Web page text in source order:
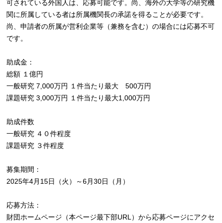
可されている外国人は、応募可能です。尚、海外の大学等の研究機
関に所属している者は所属機関長の承諾を得ることが必要です。
尚、申請者の所属が営利企業等（兼務を含む）の場合には応募不可
です。
助成金：
総額 １億円
一般研究 7,000万円 １件当たり最大 500万円
課題研究 3,000万円 １件当たり最大1,000万円
助成件数
一般研究 ４０件程度
課題研究 ３件程度
募集期間：
2025年4月15日（火）～6月30日（月）
応募方法：
財団ホームページ（本ページ最下部URL）から応募ページにアクセ